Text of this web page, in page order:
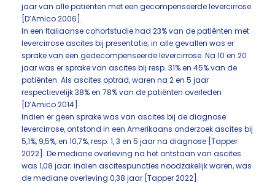
jaar van alle patiënten met een gecompenseerde levercirrose
[D’Amico 2006].
In een Italiaanse cohortstudie had 23% van de patiënten met
levercirrose ascites bij presentatie; in alle gevallen was er
sprake van een gedecompenseerde levercirrose. Na 10 en 20
jaar was er sprake van ascites bij resp. 31% en 45% van de
patiënten. Als ascites optrad, waren na 2 en 5 jaar
respectievelijk 38% en 78% van de patiënten overleden
[D’Amico 2014].
Indien er geen sprake was van ascites bij de diagnose
levercirrose, ontstond in een Amerikaans onderzoek ascites bij
5,1%, 9,5%, en 10,7%, resp. 1, 3 en 5 jaar na diagnose [Tapper
2022]. De mediane overleving na het ontstaan van ascites
was 1,08 jaar; indien ascitespuncties noodzakelijk waren, was
de mediane overleving 0,38 jaar [Tapper 2022].